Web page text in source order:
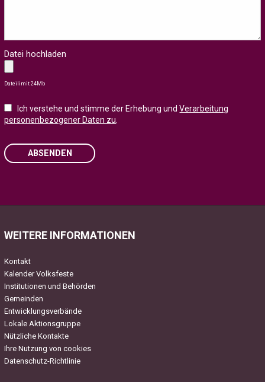
Datei hochladen
Dateilimit 24Mb
Ich verstehe und stimme der Erhebung undVerarbeitung
personenbezogener Daten zu.
ABSENDEN
empty.
WEITERE INFORMATIONEN
Kontakt
Kalender Volksfeste
Institutionen und Behörden
Gemeinden
Entwicklungsverbände
Lokale Aktionsgruppe
Nützliche Kontakte
Ihre Nutzung von cookies
Datenschutz-Richtlinie